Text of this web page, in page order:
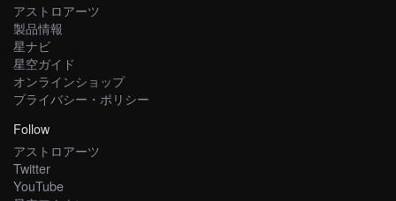
アストロアーツ
製品情報
星ナビ
星空ガイド
オンラインショップ
プライバシー・ポリシー
Follow
アストロアーツ
Twitter
YouTube